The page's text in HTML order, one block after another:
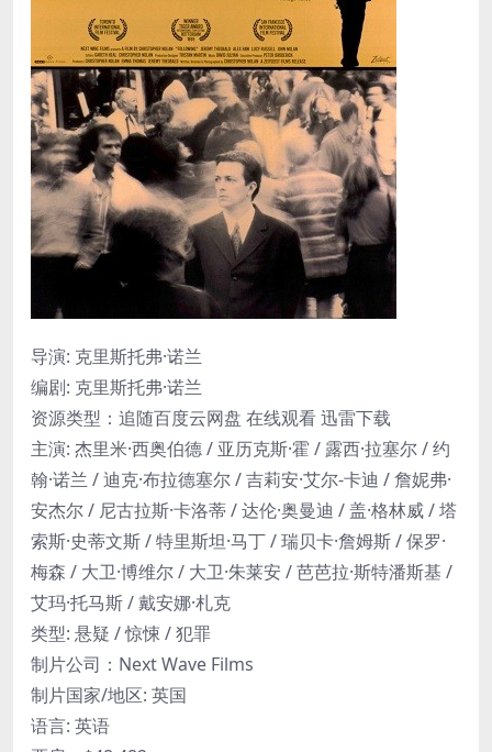
导演: 克里斯托弗·诺兰
编剧: 克里斯托弗·诺兰
资源类型：追随百度云网盘 在线观看 迅雷下载
主演: 杰里米·西奥伯德 / 亚历克斯·霍 / 露西·拉塞尔 / 约
翰·诺兰 / 迪克·布拉德塞尔 / 吉莉安·艾尔-卡迪 / 詹妮弗·
安杰尔 / 尼古拉斯·卡洛蒂 / 达伦·奥曼迪 / 盖·格林威 / 塔
索斯·史蒂文斯 / 特里斯坦·马丁 / 瑞贝卡·詹姆斯 / 保罗·
梅森 / 大卫·博维尔 / 大卫·朱莱安 / 芭芭拉·斯特潘斯基 /
艾玛·托马斯 / 戴安娜·札克
类型: 悬疑 / 惊悚 / 犯罪
制片公司：Next Wave Films
制片国家/地区: 英国
语言: 英语